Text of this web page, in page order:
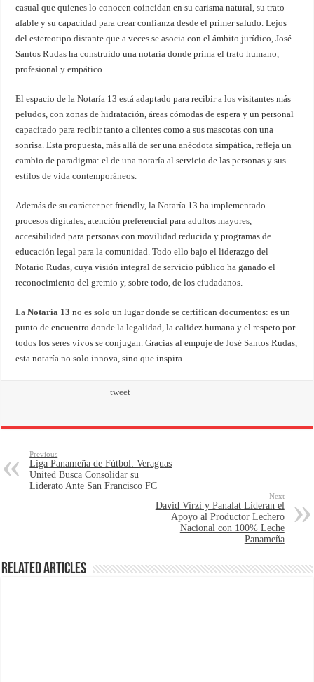
casual que quienes lo conocen coincidan en su carisma natural, su trato
afable y su capacidad para crear confianza desde el primer saludo. Lejos
del estereotipo distante que a veces se asocia con el ámbito jurídico, José
Santos Rudas ha construido una notaría donde prima el trato humano,
profesional y empático.
El espacio de la Notaría 13 está adaptado para recibir a los visitantes más
peludos, con zonas de hidratación, áreas cómodas de espera y un personal
capacitado para recibir tanto a clientes como a sus mascotas con una
sonrisa. Esta propuesta, más allá de ser una anécdota simpática, refleja un
cambio de paradigma: el de una notaría al servicio de las personas y sus
estilos de vida contemporáneos.
Además de su carácter pet friendly, la Notaría 13 ha implementado
procesos digitales, atención preferencial para adultos mayores,
accesibilidad para personas con movilidad reducida y programas de
educación legal para la comunidad. Todo ello bajo el liderazgo del
Notario Rudas, cuya visión integral de servicio público ha ganado el
reconocimiento del gremio y, sobre todo, de los ciudadanos.
LaNotaría 13 no es solo un lugar donde se certifican documentos: es un
punto de encuentro donde la legalidad, la calidez humana y el respeto por
todos los seres vivos se conjugan. Gracias al empuje de José Santos Rudas,
esta notaría no solo innova, sino que inspira.
tweet
Previous
Liga Panameña de Fútbol: Veraguas
United Busca Consolidar su
Liderato Ante San Francisco FC
Next
David Virzi y Panalat Lideran el
Apoyo al Productor Lechero
Nacional con 100% Leche
Panameña
Related Articles